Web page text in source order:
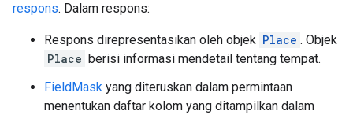
respons. Dalam respons:
Respons direpresentasikan oleh objek Place . Objek
Place berisi informasi mendetail tentang tempat.
FieldMask yang diteruskan dalam permintaan
menentukan daftar kolom yang ditampilkan dalam